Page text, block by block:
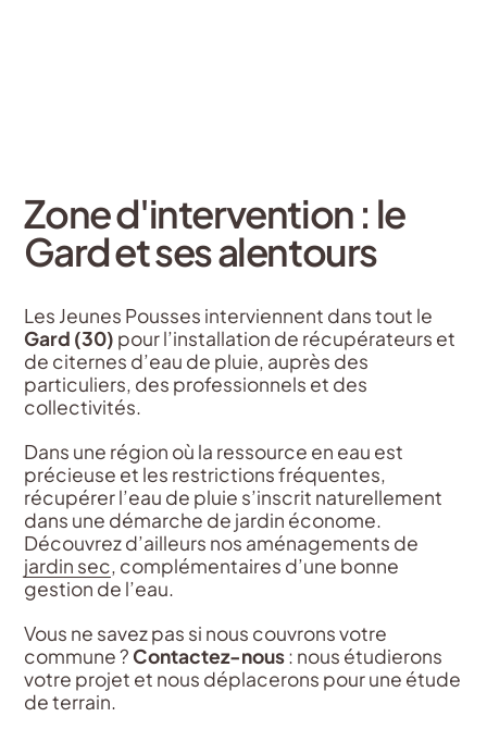
Zone d'intervention : le
Gard et ses alentours
Les Jeunes Pousses interviennent dans tout le
Gard (30) pour l’installation de récupérateurs et
de citernes d’eau de pluie, auprès des
particuliers, des professionnels et des
collectivités.
Dans une région où la ressource en eau est
précieuse et les restrictions fréquentes,
récupérer l’eau de pluie s’inscrit naturellement
dans une démarche de jardin économe.
Découvrez d’ailleurs nos aménagements de
jardin sec, complémentaires d’une bonne
gestion de l’eau.
Vous ne savez pas si nous couvrons votre
commune ?Contactez-nous: nous étudierons
votre projet et nous déplacerons pour une étude
de terrain.